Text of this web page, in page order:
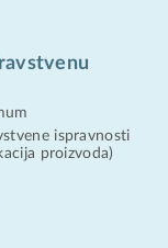
ispravnosti
proizvoda)